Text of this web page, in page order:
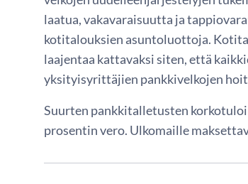
laatua, vakavaraisuutta ja
kotitalouksien asuntoluottoja.
laajentaa kattavaksi siten, että
yksityisyrittäjien pankkivelkojen
Suurten pankkitalletusten
prosentin vero. Ulkomaille